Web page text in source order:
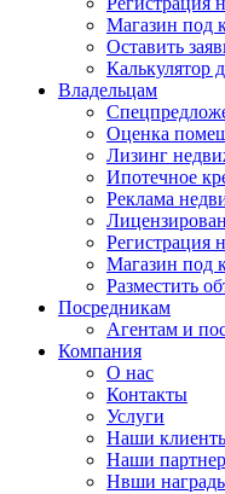
Магазин под
Оставить
Калькулятор
Владельцам
Оценка
Лизинг
Ипотечное
Реклама
Регистрация
Магазин под
Разместить
Посредникам
Агентам и
Компания
О нас
Контакты
Услуги
Наши
Наши
Нвши